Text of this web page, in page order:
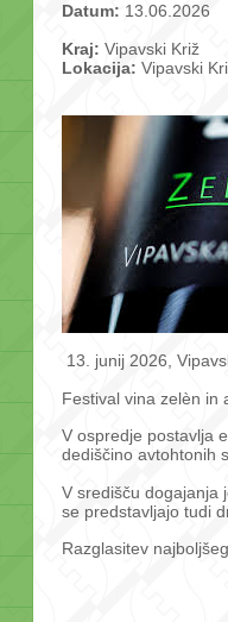
Datum: 13.06.2026
Kraj: Vipavski Križ
Lokacija: Vipavski
13. junij 2026,
Festival vina zelèn in
V ospredje postavlja
dediščino avtohtonih
V središču dogajanja
se predstavljajo tudi
Razglasitev